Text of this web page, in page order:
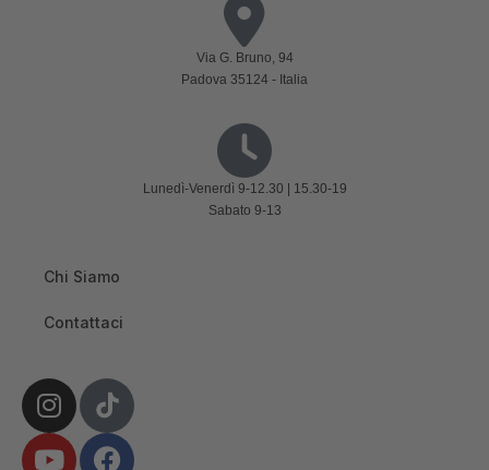
Via G. Bruno, 94
Padova 35124 - Italia
Lunedì-Venerdì 9-12.30 | 15.30-19
Sabato 9-13
Chi Siamo
Contattaci